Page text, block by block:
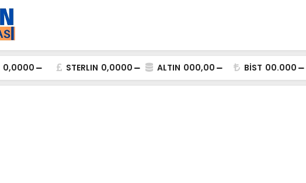
0,0000 STERLIN 0,0000 ALTIN 000,00 BİST 00.000